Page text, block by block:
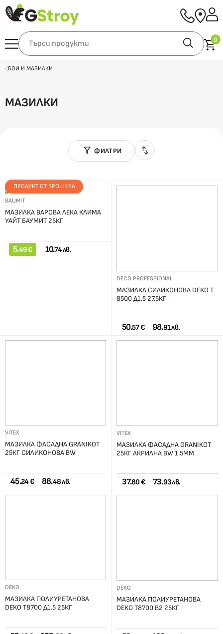
0
БОИ И МАЗИЛКИ
МАЗИЛКИ
ФИЛТРИ
ПРОДУКТ ОТ БРОШУРА
BAUMIT
МАЗИЛКА ВАРОВА ЛЕКА КЛИМА
УАЙТ БАУМИТ 25КГ
5.49 € 10.74 лв.
DECO PROFESSIONAL
МАЗИЛКА СИЛИКОНОВА DEKO T
8500 Д1.5 27.5КГ
50.57 € 98.91 лв.
VITEX
МАЗИЛКА ФАСАДНА GRANIKOT
25КГ СИЛИКОНОВА BW
45.24 € 88.48 лв.
VITEX
МАЗИЛКА ФАСАДНА GRANIKOT
25КГ АКРИЛНА BW 1.5ММ
37.80 € 73.93 лв.
DEKO
МАЗИЛКА ПОЛИУРЕТАНОВА
DEKO T8700 Д1.5 25КГ
DEKO
МАЗИЛКА ПОЛИУРЕТАНОВА
DEKO T8700 В2 25КГ